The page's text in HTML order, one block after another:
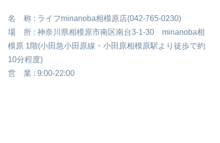
名 称 : ライフminanoba相模原店(042-765-0230)
場 所 : 神奈川県相模原市南区南台3-1-30 minanoba相
模原 1階(小田急小田原線・小田原相模原駅より徒歩で約
10分程度)
営 業 : 9:00-22:00